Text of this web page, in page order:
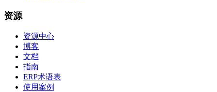
资源
资源中心
博客
文档
指南
ERP术语表
使用案例